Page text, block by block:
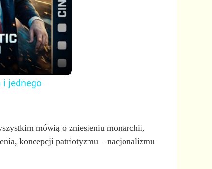
i jednego
mówią o zniesieniu monarchii,
koncepcji patriotyzmu – nacjonalizmu